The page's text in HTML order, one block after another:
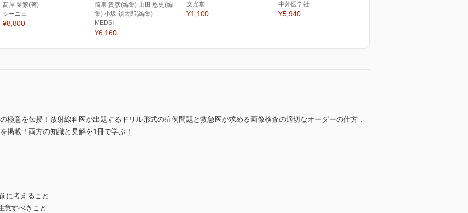
髙岸 勝繁(著)
シーニュ
¥8,800
筒泉 貴彦(編集) 山田 悠史(編
集) 小坂 鎮太郎(編集)
MEDSI
¥6,160
文光堂
¥1,100
中外医学社
¥5,940
極意を伝授！放射線科医が出題するドリル形式の症例問題と救急医が求める画像検査の適切なオーダーの仕方，
掲載！両方の知識と見解を1冊で学ぶ！
に考えること
意すべきこと